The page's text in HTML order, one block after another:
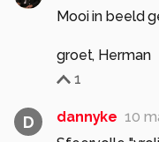
Mooi in beeld
groet, Herman
1
D dannyke 10